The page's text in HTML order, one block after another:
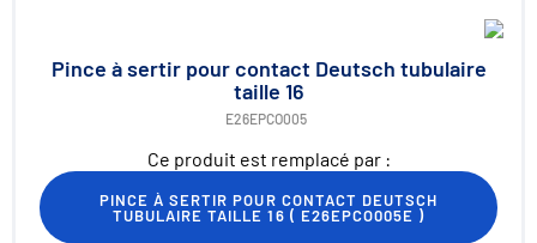
Pince à sertir pour contact Deutsch tubulaire
taille 16
E26EPCO005
Ce produit est remplacé par :
PINCE À SERTIR POUR CONTACT DEUTSCH
TUBULAIRE TAILLE 16 ( E26EPCO005E )